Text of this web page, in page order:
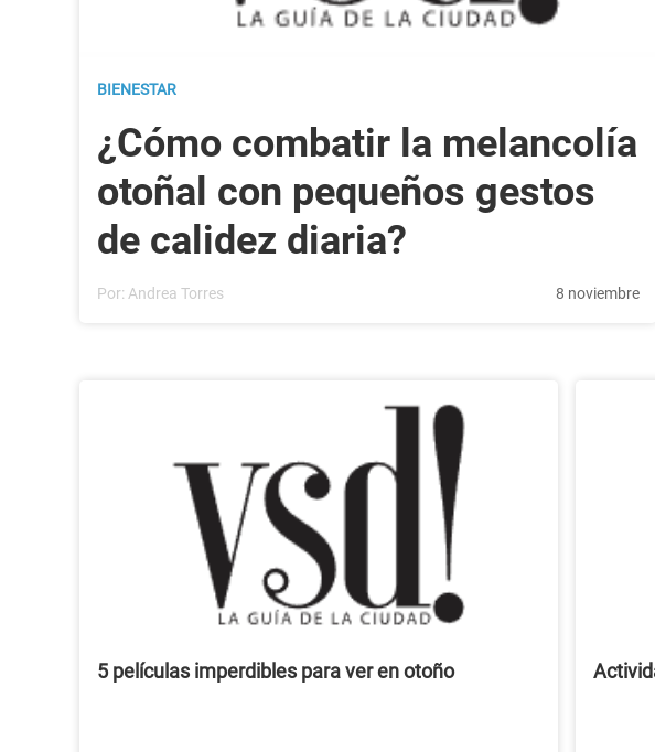
BIENESTAR
¿Cómo combatir la melancolía
otoñal con pequeños gestos
de calidez diaria?
Por: Andrea Torres 8 noviembre
5 películas imperdibles para ver en otoño